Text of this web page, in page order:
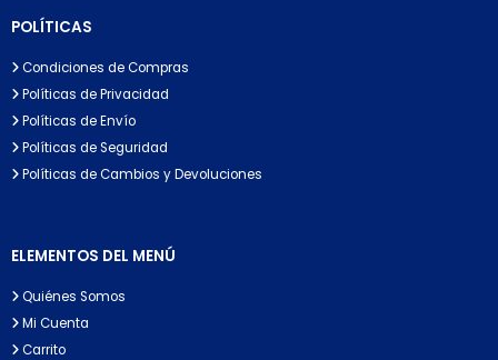
POLÍTICAS
Condiciones de Compras
Políticas de Privacidad
Políticas de Envío
Políticas de Seguridad
Políticas de Cambios y Devoluciones
ELEMENTOS DEL MENÚ
Quiénes Somos
Mi Cuenta
Carrito